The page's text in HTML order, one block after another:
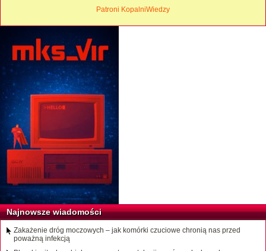
Patroni KopalniWiedzy
Najnowsze wiadomości
Zakażenie dróg moczowych – jak komórki czuciowe chronią nas przed
poważną infekcją